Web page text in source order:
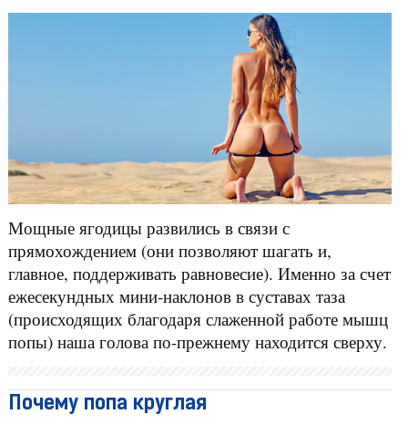
Мощные ягодицы развились в связи с
прямохождением (они позволяют шагать и,
главное, поддерживать равновесие). Именно за счет
ежесекундных мини-наклонов в суставах таза
(происходящих благодаря слаженной работе мышц
попы) наша голова по-прежнему находится сверху.
Почему попа круглая